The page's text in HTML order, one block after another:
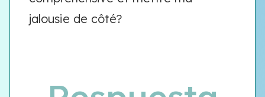
jalousie de côté?